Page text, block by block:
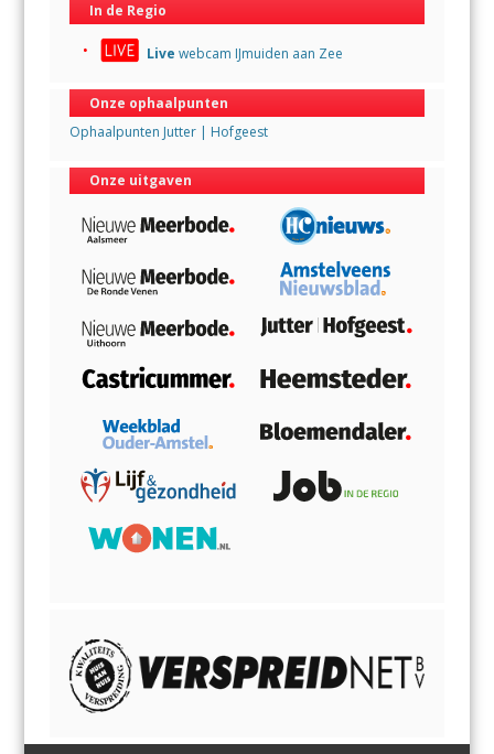
In de Regio
Live webcam IJmuiden aan Zee
Onze ophaalpunten
Ophaalpunten Jutter | Hofgeest
Onze uitgaven